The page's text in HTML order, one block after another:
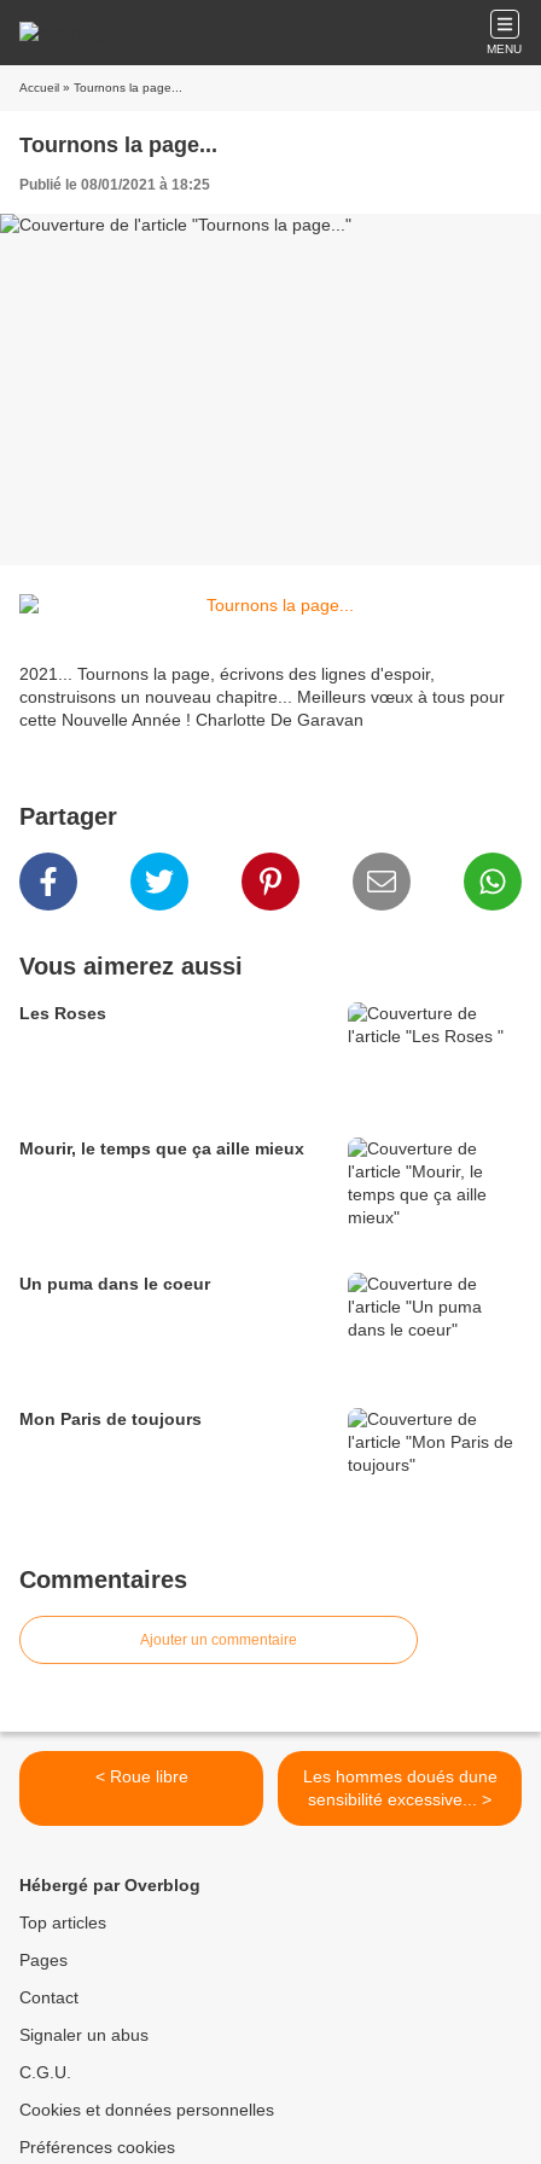
MENU
Accueil » Tournons la page...
Tournons la page...
Publié le 08/01/2021 à 18:25
2021... Tournons la page, écrivons des lignes d'espoir,
construisons un nouveau chapitre... Meilleurs vœux à tous pour
cette Nouvelle Année ! Charlotte De Garavan
Partager
Vous aimerez aussi
Les Roses
Mourir, le temps que ça aille mieux
Un puma dans le coeur
Mon Paris de toujours
Commentaires
Ajouter un commentaire
< Roue libre
Les hommes doués dune
sensibilité excessive... >
Hébergé par Overblog
Top articles
Pages
Contact
Signaler un abus
C.G.U.
Cookies et données personnelles
Préférences cookies